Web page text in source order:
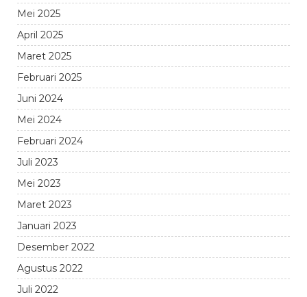
Mei 2025
April 2025
Maret 2025
Februari 2025
Juni 2024
Mei 2024
Februari 2024
Juli 2023
Mei 2023
Maret 2023
Januari 2023
Desember 2022
Agustus 2022
Juli 2022